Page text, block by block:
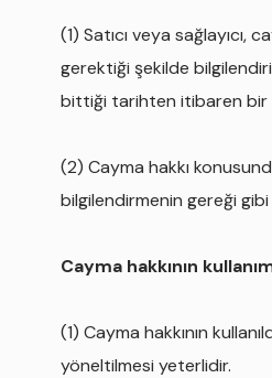
(1) Satıcı veya
gerektiği şekilde
bittiği tarihten itibaren bir
(2) Cayma hakkı
bilgilendirmenin gereği gibi
Cayma hakkının
(1) Cayma hakkının
yöneltilmesi yeterlidir.